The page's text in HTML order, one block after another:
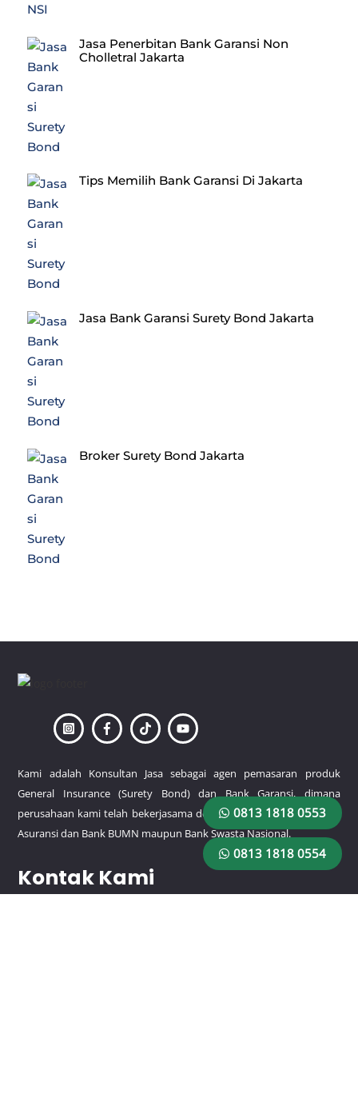
0813 1818 0553
0813 1818 0554
Jasa Penerbitan Bank Garansi Non
Cholletral Jakarta
Tips Memilih Bank Garansi Di Jakarta
Jasa Bank Garansi Surety Bond Jakarta
Broker Surety Bond Jakarta
Kami adalah Konsultan Jasa sebagai agen pemasaran produk
General Insurance (Surety Bond) dan Bank Garansi, dimana
perusahaan kami telah bekerjasama dengan beberapa perusahaan
Asuransi dan Bank BUMN maupun Bank Swasta Nasional.
Kontak Kami